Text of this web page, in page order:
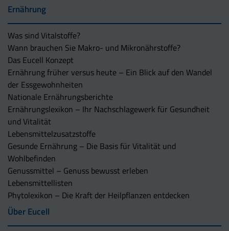
Ernährung
Was sind Vitalstoffe?
Wann brauchen Sie Makro- und Mikronährstoffe?
Das Eucell Konzept
Ernährung früher versus heute – Ein Blick auf den Wandel
der Essgewohnheiten
Nationale Ernährungsberichte
Ernährungslexikon – Ihr Nachschlagewerk für Gesundheit
und Vitalität
Lebensmittelzusatzstoffe
Gesunde Ernährung – Die Basis für Vitalität und
Wohlbefinden
Genussmittel – Genuss bewusst erleben
Lebensmittellisten
Phytolexikon – Die Kraft der Heilpflanzen entdecken
Über Eucell